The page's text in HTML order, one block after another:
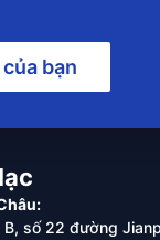
bạn
B, số 22 đường